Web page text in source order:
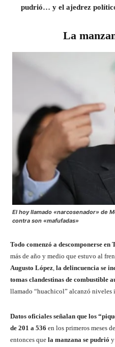
pudrió… y el ajedrez
La
El hoy llamado «narcosenador» de
contra son «mafufadas»
Todo comenzó a descomponerse en
más de año y medio que estuvo al
Augusto López, la delincuencia se
tomas clandestinas de combustible
llamado “huachicol” alcanzó niveles
Datos oficiales señalan que los
de 201 a 536 en los primeros meses
entonces que la manzana se pudrió